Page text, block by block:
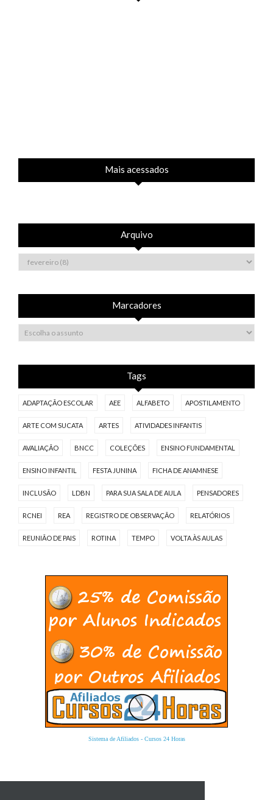
Mais acessados
Arquivo
Marcadores
Tags
ADAPTAÇÃO ESCOLAR AEE ALFABETO APOSTILAMENTO
ARTE COM SUCATA ARTES ATIVIDADES INFANTIS
AVALIAÇÃO BNCC COLEÇÕES ENSINO FUNDAMENTAL
ENSINO INFANTIL FESTA JUNINA FICHA DE ANAMNESE
INCLUSÃO LDBN PARA SUA SALA DE AULA PENSADORES
RCNEI REA REGISTRO DE OBSERVAÇÃO RELATÓRIOS
REUNIÃO DE PAIS ROTINA TEMPO VOLTA ÀS AULAS
Sistema de Afiliados- Cursos 24 Horas